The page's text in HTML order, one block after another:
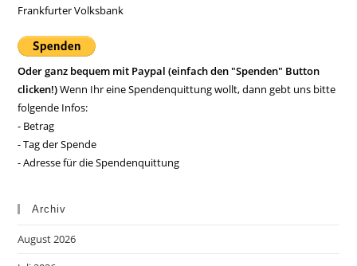
Frankfurter Volksbank
Oder ganz bequem mit Paypal (einfach den "Spenden" Button
clicken!)Wenn Ihr eine Spendenquittung wollt, dann gebt uns bitte
folgende Infos:
- Betrag
- Tag der Spende
- Adresse für die Spendenquittung
Archiv
August 2026